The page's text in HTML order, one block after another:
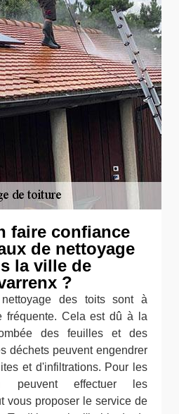
faire confiance
de nettoyage
la ville de
?
des toits sont à
fréquente. Cela est dû à la
des feuilles et des
déchets peuvent engendrer
et d'infiltrations. Pour les
peuvent effectuer les
vous proposer le service de